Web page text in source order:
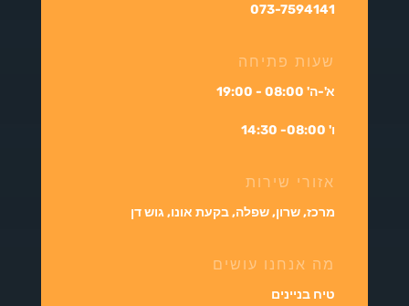
073-7594141
שעות פתיחה
א'-ה' 08:00 - 19:00
ו' 08:00- 14:30
אזורי שירות
מרכז, שרון, שפלה, בקעת אונו, גוש דן
מה אנחנו עושים
טיח בניינים